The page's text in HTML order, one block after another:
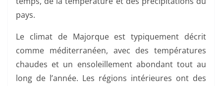
pays.
Le climat de Majorque est typiquement décrit
comme méditerranéen, avec des températures
chaudes et un ensoleillement abondant tout au
long de l’année. Les régions intérieures ont des